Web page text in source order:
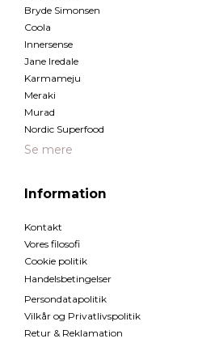
Bryde Simonsen
Coola
Innersense
Jane Iredale
Karmameju
Meraki
Murad
Nordic Superfood
Se mere
Information
Kontakt
Vores filosofi
Cookie politik
Handelsbetingelser
Persondatapolitik
Vilkår og Privatlivspolitik
Retur & Reklamation